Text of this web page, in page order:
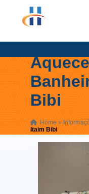
Bibi
Home »
Itaim Bibi